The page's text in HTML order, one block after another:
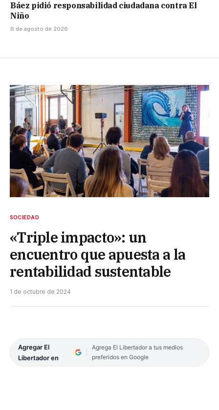
Báez pidió responsabilidad ciudadana contra El
Niño
6 de agosto de 2026
SOCIEDAD
«Triple impacto»: un
encuentro que apuesta a la
rentabilidad sustentable
1 de octubre de 2024
Agregar El
Libertador en
Agrega El Libertador a tus medios
preferidos en Google